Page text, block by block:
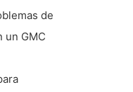
control del motor
de
VW 2002
un GMC